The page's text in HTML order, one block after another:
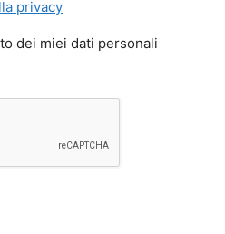
privacy
dei miei dati personali